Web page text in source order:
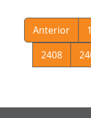
Anterior 1
2408